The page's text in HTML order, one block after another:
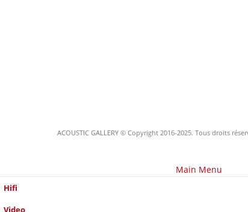
ACOUSTIC GALLERY © Copyright 2016-2025. Tous droits
Main Menu
Hifi